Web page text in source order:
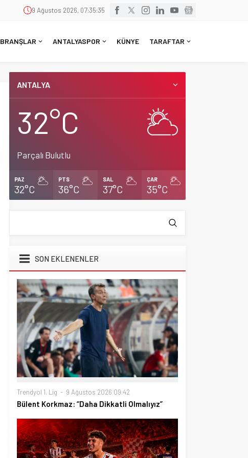
9 Ağustos 2026, 07:35:35
BRANŞLAR ANTALYASPOR KÜNYE TARAFTAR
ANTALYA
32°C
Parçalı Bulutlu
PAZ
32°C
PTS
36°C
SAL
37°C
ÇAR
35°C
SON EKLENENLER
Trendyol 1. Lig 9 Ağustos 2026 09:42
Bülent Korkmaz: “Daha Dikkatli Olmalıyız”